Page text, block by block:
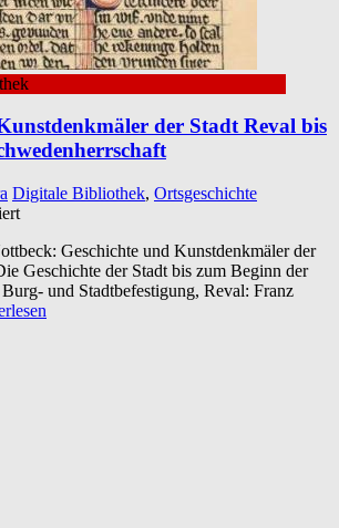
der Stadt Reval bis
Digitale Bibliothek, Ortsgeschichte
für
und
Kunstdenkmäler
der
Stadt
Geschichte und Kunstdenkmäler der
Geschichte der Stadt bis zum Beginn der
und Stadtbefestigung, Reval: Franz